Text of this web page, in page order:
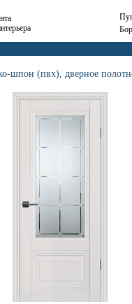
шпон (пвх), дверное